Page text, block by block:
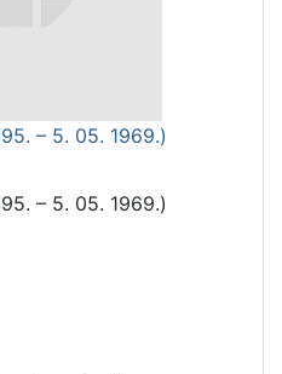
– 5. 05. 1969.)
– 5. 05. 1969.)